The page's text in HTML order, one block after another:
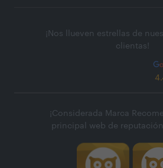
¡Nos llueven estrellas de
clientas!
¡Considerada Marca
principal web de